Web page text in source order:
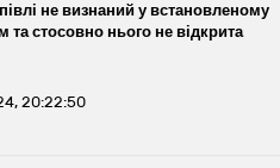
не визнаний у встановленому
стосовно нього не відкрита
20:22:50